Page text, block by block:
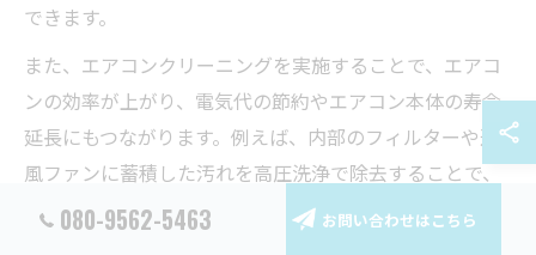
できます。
また、エアコンクリーニングを実施することで、エアコ
ンの効率が上がり、電気代の節約やエアコン本体の寿命
延長にもつながります。例えば、内部のフィルターや送
風ファンに蓄積した汚れを高圧洗浄で除去することで、
冷暖房の効きが良くなり、必要な電力も抑えられます。
080-9562-5463 お問い合わせはこちら